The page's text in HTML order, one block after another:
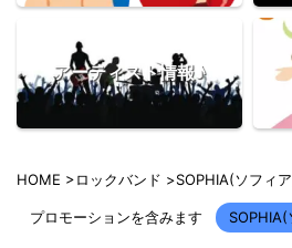
アーティスト情報♪
HOME >ロックバンド >SOPHIA(ソフィ
プロモーションを含みます